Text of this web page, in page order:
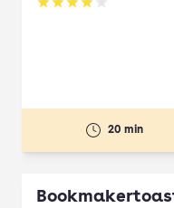
Betyg: 4 av 5
20 min